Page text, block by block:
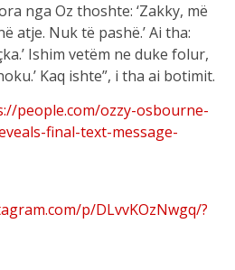
nga Oz thoshte: ‘Zakky, më
atje. Nuk të pashë.’ Ai tha:
Ishim vetëm ne duke folur,
Kaq ishte”, i tha ai botimit.
people.com/ozzy-osbourne-
final-text-message-
p/DLvvKOzNwgq/?